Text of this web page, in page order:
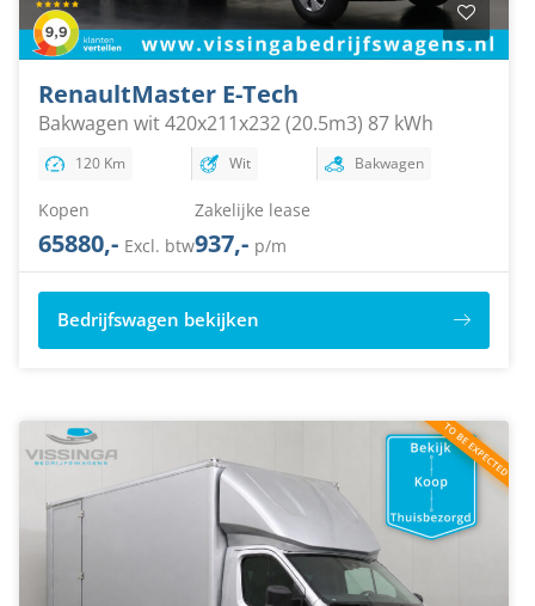
RenaultMaster E-Tech
Bakwagen wit 420x211x232 (20.5m3) 87 kWh
120 Km Wit Bakwagen
Kopen
65880,- Excl. btw
Zakelijke lease
937,- p/m
Bedrijfswagen bekijken